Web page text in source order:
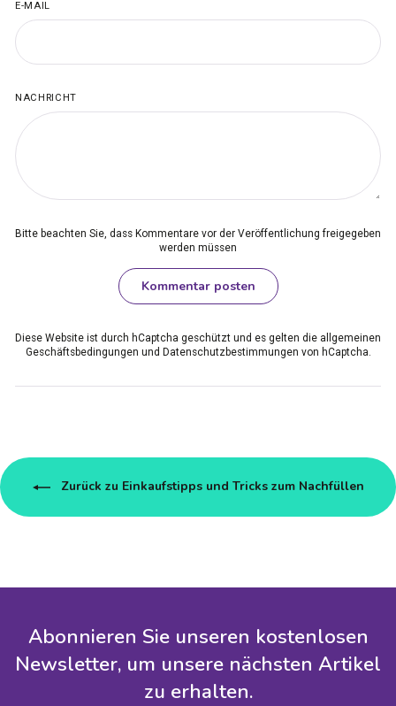
E-MAIL
NACHRICHT
Bitte beachten Sie, dass Kommentare vor der Veröffentlichung freigegeben
werden müssen
Kommentar posten
Diese Website ist durch hCaptcha geschützt und es gelten die allgemeinen
Geschäftsbedingungen und Datenschutzbestimmungen von hCaptcha.
Zurück zu Einkaufstipps und Tricks zum Nachfüllen
Abonnieren Sie unseren kostenlosen
Newsletter, um unsere nächsten Artikel
zu erhalten.